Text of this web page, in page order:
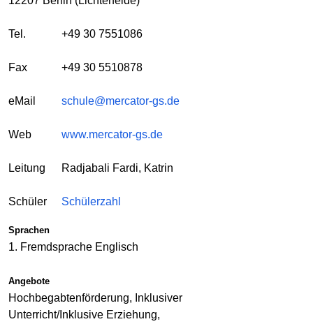
Tel. +49 30 7551086
Fax +49 30 5510878
eMail schule@mercator-gs.de
Web www.mercator-gs.de
Leitung Radjabali Fardi, Katrin
Schüler Schülerzahl
Sprachen
1. Fremdsprache Englisch
Angebote
Hochbegabtenförderung, Inklusiver
Unterricht/Inklusive Erziehung,